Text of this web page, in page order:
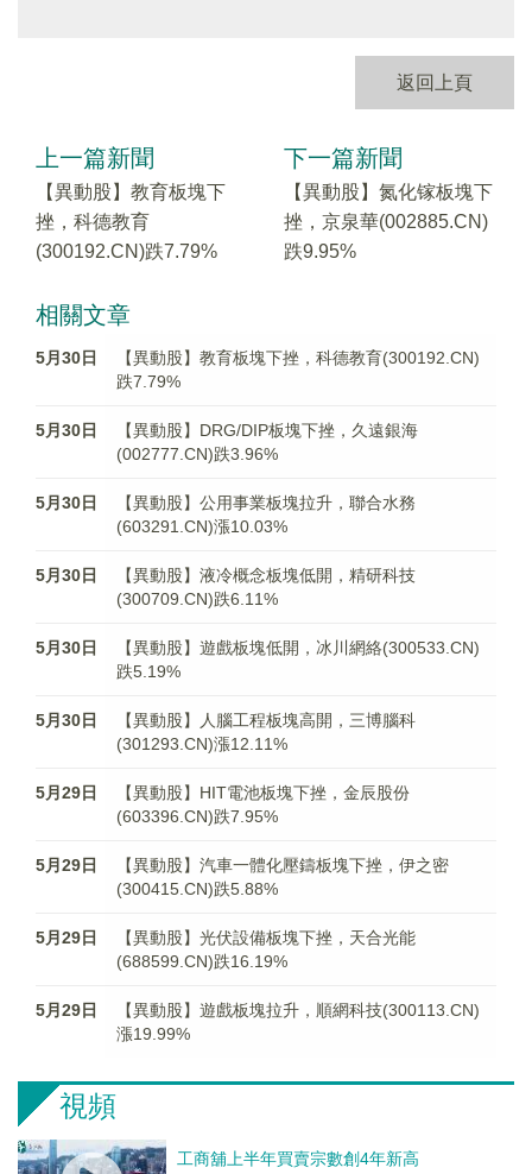
返回上頁
上一篇新聞
【異動股】教育板塊下
挫，科德教育
(300192.CN)跌7.79%
下一篇新聞
【異動股】氮化镓板塊下
挫，京泉華(002885.CN)
跌9.95%
相關文章
5月30日
【異動股】教育板塊下挫，科德教育(300192.CN)
跌7.79%
5月30日
【異動股】DRG/DIP板塊下挫，久遠銀海
(002777.CN)跌3.96%
5月30日
【異動股】公用事業板塊拉升，聯合水務
(603291.CN)漲10.03%
5月30日
【異動股】液冷概念板塊低開，精研科技
(300709.CN)跌6.11%
5月30日
【異動股】遊戲板塊低開，冰川網絡(300533.CN)
跌5.19%
5月30日
【異動股】人腦工程板塊高開，三博腦科
(301293.CN)漲12.11%
5月29日
【異動股】HIT電池板塊下挫，金辰股份
(603396.CN)跌7.95%
5月29日
【異動股】汽車一體化壓鑄板塊下挫，伊之密
(300415.CN)跌5.88%
5月29日
【異動股】光伏設備板塊下挫，天合光能
(688599.CN)跌16.19%
5月29日
【異動股】遊戲板塊拉升，順網科技(300113.CN)
漲19.99%
視頻
工商舖上半年買賣宗數創4年新高